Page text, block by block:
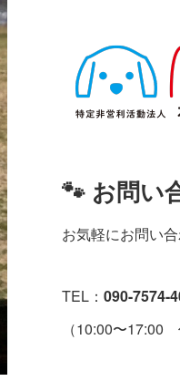
🐾 お問い
お気軽にお問い合
TEL： 090-7574-
（10:00〜17:00